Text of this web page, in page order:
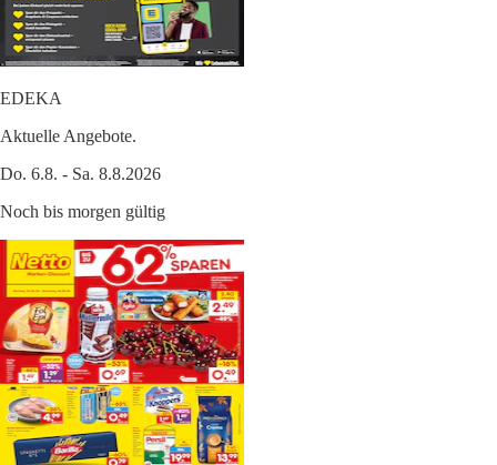
EDEKA
Aktuelle Angebote.
Do. 6.8. - Sa. 8.8.2026
Noch bis morgen gültig